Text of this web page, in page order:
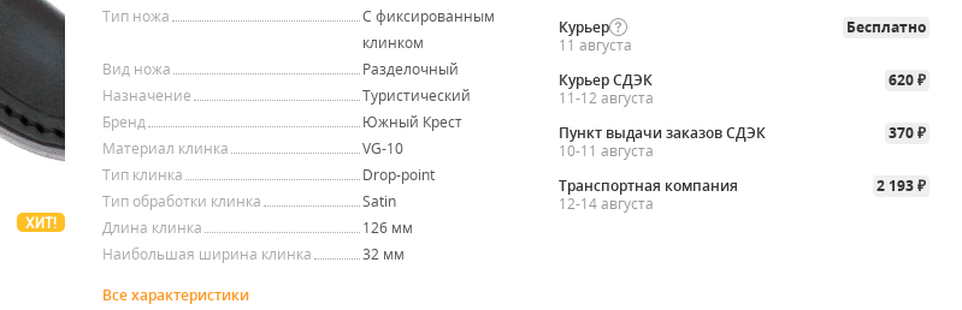
ХИТ!
Тип ножа
С фиксированным
клинком
Вид ножа
Разделочный
Назначение
Туристический
Бренд
Южный Крест
Материал клинка
VG-10
Тип клинка
Drop-point
Тип обработки клинка
Satin
Длина клинка
126 мм
Наибольшая ширина клинка
32 мм
Все характеристики
Курьер
Бесплатно
11 августа
Курьер СДЭК
620 ₽
11-12 августа
Пункт выдачи заказов СДЭК
370 ₽
10-11 августа
Транспортная компания
2 193 ₽
12-14 августа